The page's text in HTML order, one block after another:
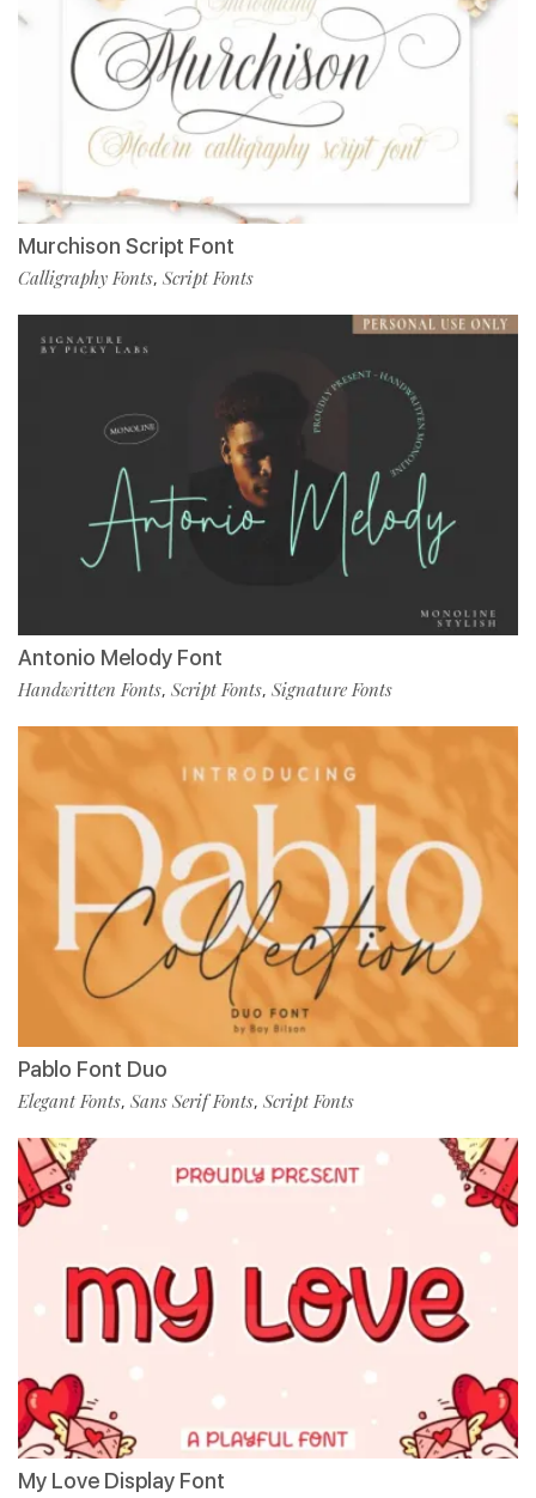
Murchison Script Font
Calligraphy Fonts, Script Fonts
Antonio Melody Font
Handwritten Fonts, Script Fonts, Signature Fonts
Pablo Font Duo
Elegant Fonts, Sans Serif Fonts, Script Fonts
My Love Display Font